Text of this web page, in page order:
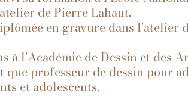
de Pierre Lahaut.
en gravure dans l'atelier
à l'Académie de Dessin et des
que professeur de dessin pour
et adolescents.